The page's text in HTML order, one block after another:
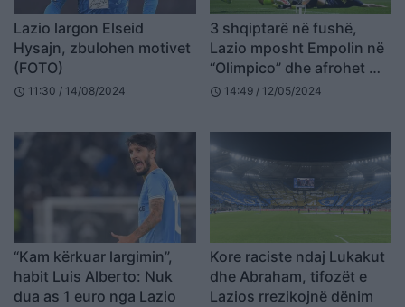
Lazio largon Elseid
Hysajn, zbulohen motivet
(FOTO)
schedule 11:30 / 14/08/2024
3 shqiptarë në fushë,
Lazio mposht Empolin në
“Olimpico” dhe afrohet me
zonën Champions
schedule 14:49 / 12/05/2024
“Kam kërkuar largimin”,
habit Luis Alberto: Nuk
dua as 1 euro nga Lazio
Kore raciste ndaj Lukakut
dhe Abraham, tifozët e
Lazios rrezikojnë dënim